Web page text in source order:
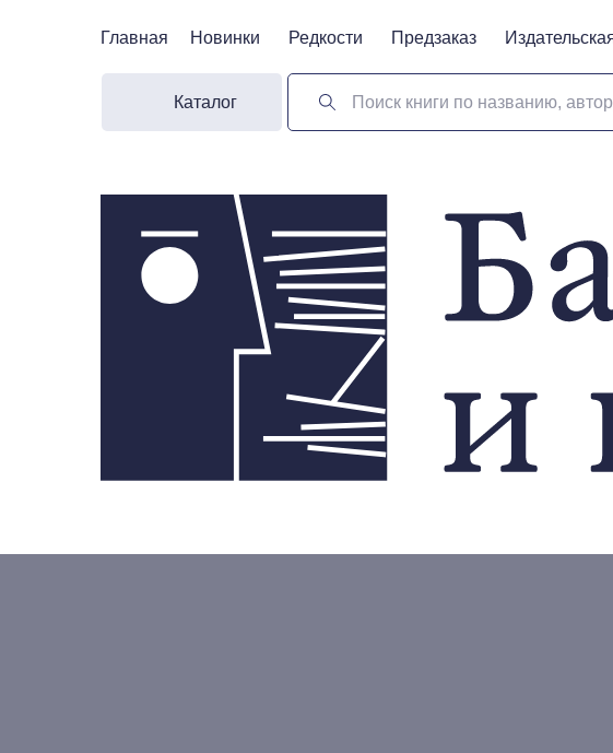
Поиск книги по названию,
Новинки Предзаказ
Редкости
Главная
Каталог
Новинки Предзаказ
Редкости
Главная